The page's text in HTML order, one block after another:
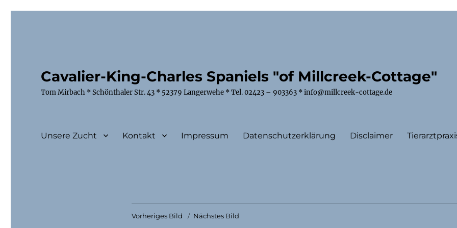
Cavalier-King-Charles Spaniels "of Millcreek-Cottage"
Tom Mirbach * Schönthaler Str. 43 * 52379 Langerwehe * Tel. 02423 – 903363 * info@millcreek-cottage.de
Unsere Zucht Kontakt Impressum Datenschutzerklärung Disclaimer
Vorheriges Bild Nächstes Bild